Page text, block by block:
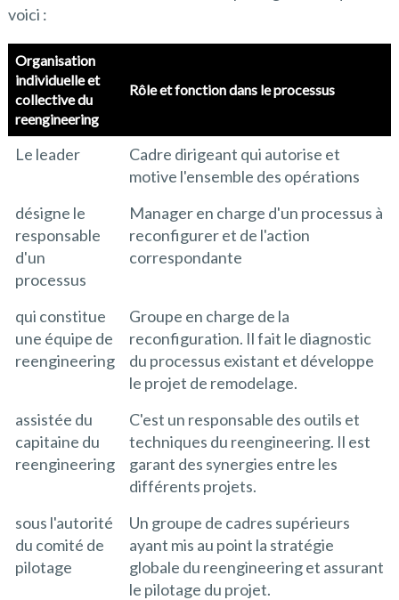
voici :
Organisation
individuelle et
collective du
reengineering
Rôle et fonction dans le processus
Le leader
Cadre dirigeant qui autorise et
motive l'ensemble des opérations
désigne le
responsable
d'un
processus
Manager en charge d'un processus à
reconfigurer et de l'action
correspondante
qui constitue
une équipe de
reengineering
Groupe en charge de la
reconfiguration. Il fait le diagnostic
du processus existant et développe
le projet de remodelage.
assistée du
capitaine du
reengineering
C'est un responsable des outils et
techniques du reengineering. Il est
garant des synergies entre les
différents projets.
sous l'autorité
du comité de
pilotage
Un groupe de cadres supérieurs
ayant mis au point la stratégie
globale du reengineering et assurant
le pilotage du projet.